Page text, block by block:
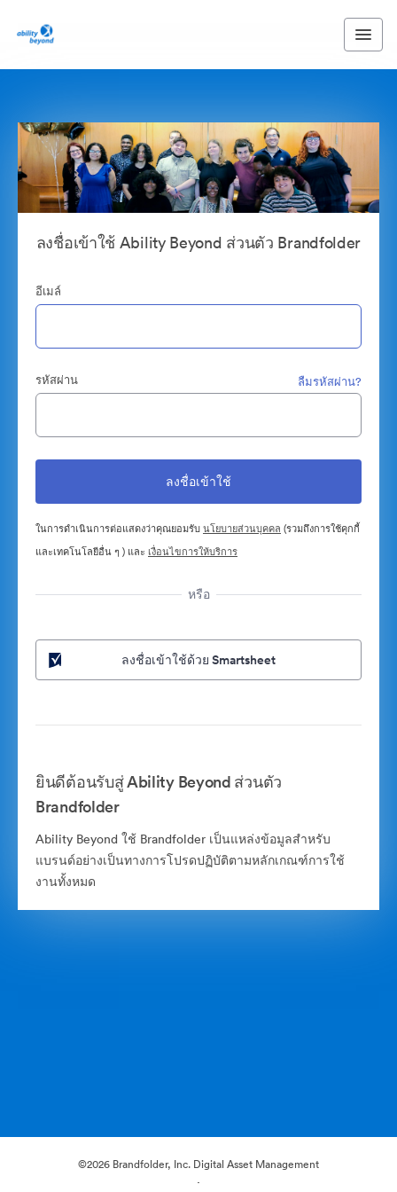
ลงชื่อเข้าใช้ Ability Beyond ส่วนตัว Brandfolder
อีเมล์
รหัสผ่าน ลืมรหัสผ่าน?
ในการดำเนินการต่อแสดงว่าคุณยอมรับนโยบายส่วนบุคคล (รวมถึงการใช้คุกกี้
และเทคโนโลยีอื่น ๆ ) และ เงื่อนไขการให้บริการ
หรือ
ลงชื่อเข้าใช้ด้วย Smartsheet
ยินดีต้อนรับสู่ Ability Beyond ส่วนตัว
Brandfolder
Ability Beyond ใช้ Brandfolder เป็นแหล่งข้อมูลสำหรับ
แบรนด์อย่างเป็นทางการโปรดปฏิบัติตามหลักเกณฑ์การใช้
งานทั้งหมด
©2026 Brandfolder, Inc. Digital Asset Management
·